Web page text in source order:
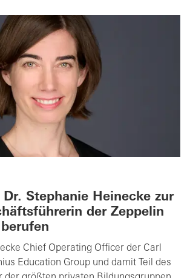
Dr. Stephanie Heinecke zur
der Zeppelin
Chief Operating Officer der Carl
Education Group und damit Teil des